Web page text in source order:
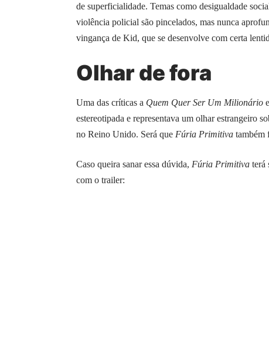
de superficialidade. Temas como desigualdade
violência policial são pincelados, mas nunca
vingança de Kid, que se desenvolve com certa
Olhar de fora
Uma das críticas a Quem Quer Ser Um Milionário
estereotipada e representava um olhar estrangeiro
no Reino Unido. Será que Fúria Primitiva também
Caso queira sanar essa dúvida, Fúria Primitiva terá
com o trailer: